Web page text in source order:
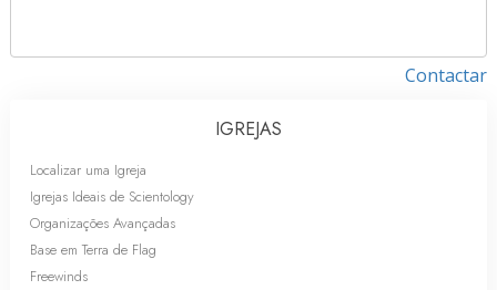
Contactar
IGREJAS
Localizar uma Igreja
Igrejas Ideais de Scientology
Organizações Avançadas
Base em Terra de Flag
Freewinds